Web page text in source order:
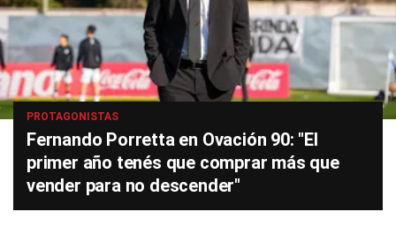
PROTAGONISTAS
Fernando Porretta en Ovación 90: "El
primer año tenés que comprar más que
vender para no descender"